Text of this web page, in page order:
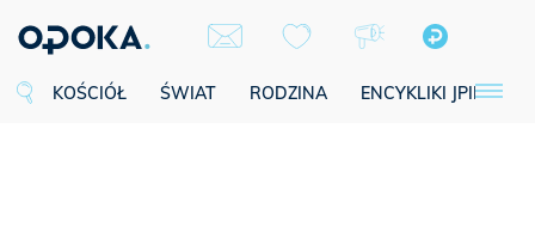
KOŚCIÓŁ ŚWIAT RODZINA ENCYKLIKI JPII